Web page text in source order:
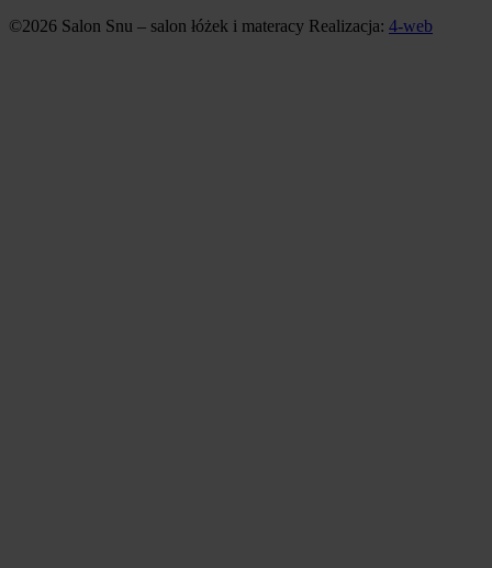
©2026 Salon Snu – salon łóżek i materacy Realizacja: 4-web